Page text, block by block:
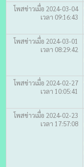
โพสข่าวเมื่อ 2024-03-04
เวลา 09:16:43
โพสข่าวเมื่อ 2024-03-01
เวลา 08:29:42
โพสข่าวเมื่อ 2024-02-27
เวลา 10:05:41
โพสข่าวเมื่อ 2024-02-23
เวลา 17:57:08